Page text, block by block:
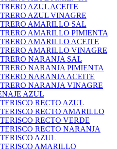
AZUL ACEITE
AZUL VINAGRE
AMARILLO SAL
AMARILLO PIMIENTA
AMARILLO ACEITE
AMARILLO VINAGRE
NARANJA SAL
NARANJA PIMIENTA
NARANJA ACEITE
NARANJA VINAGRE
AZUL
RECTO AZUL
RECTO AMARILLO
RECTO VERDE
RECTO NARANJA
AZUL
AMARILLO